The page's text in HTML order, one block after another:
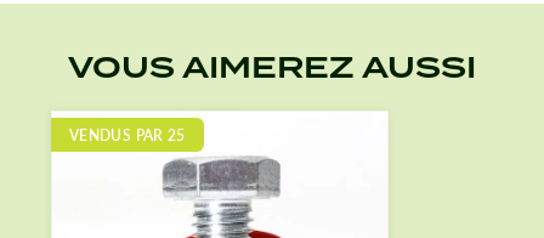
VOUS AIMEREZ AUSSI
VENDUS PAR 25